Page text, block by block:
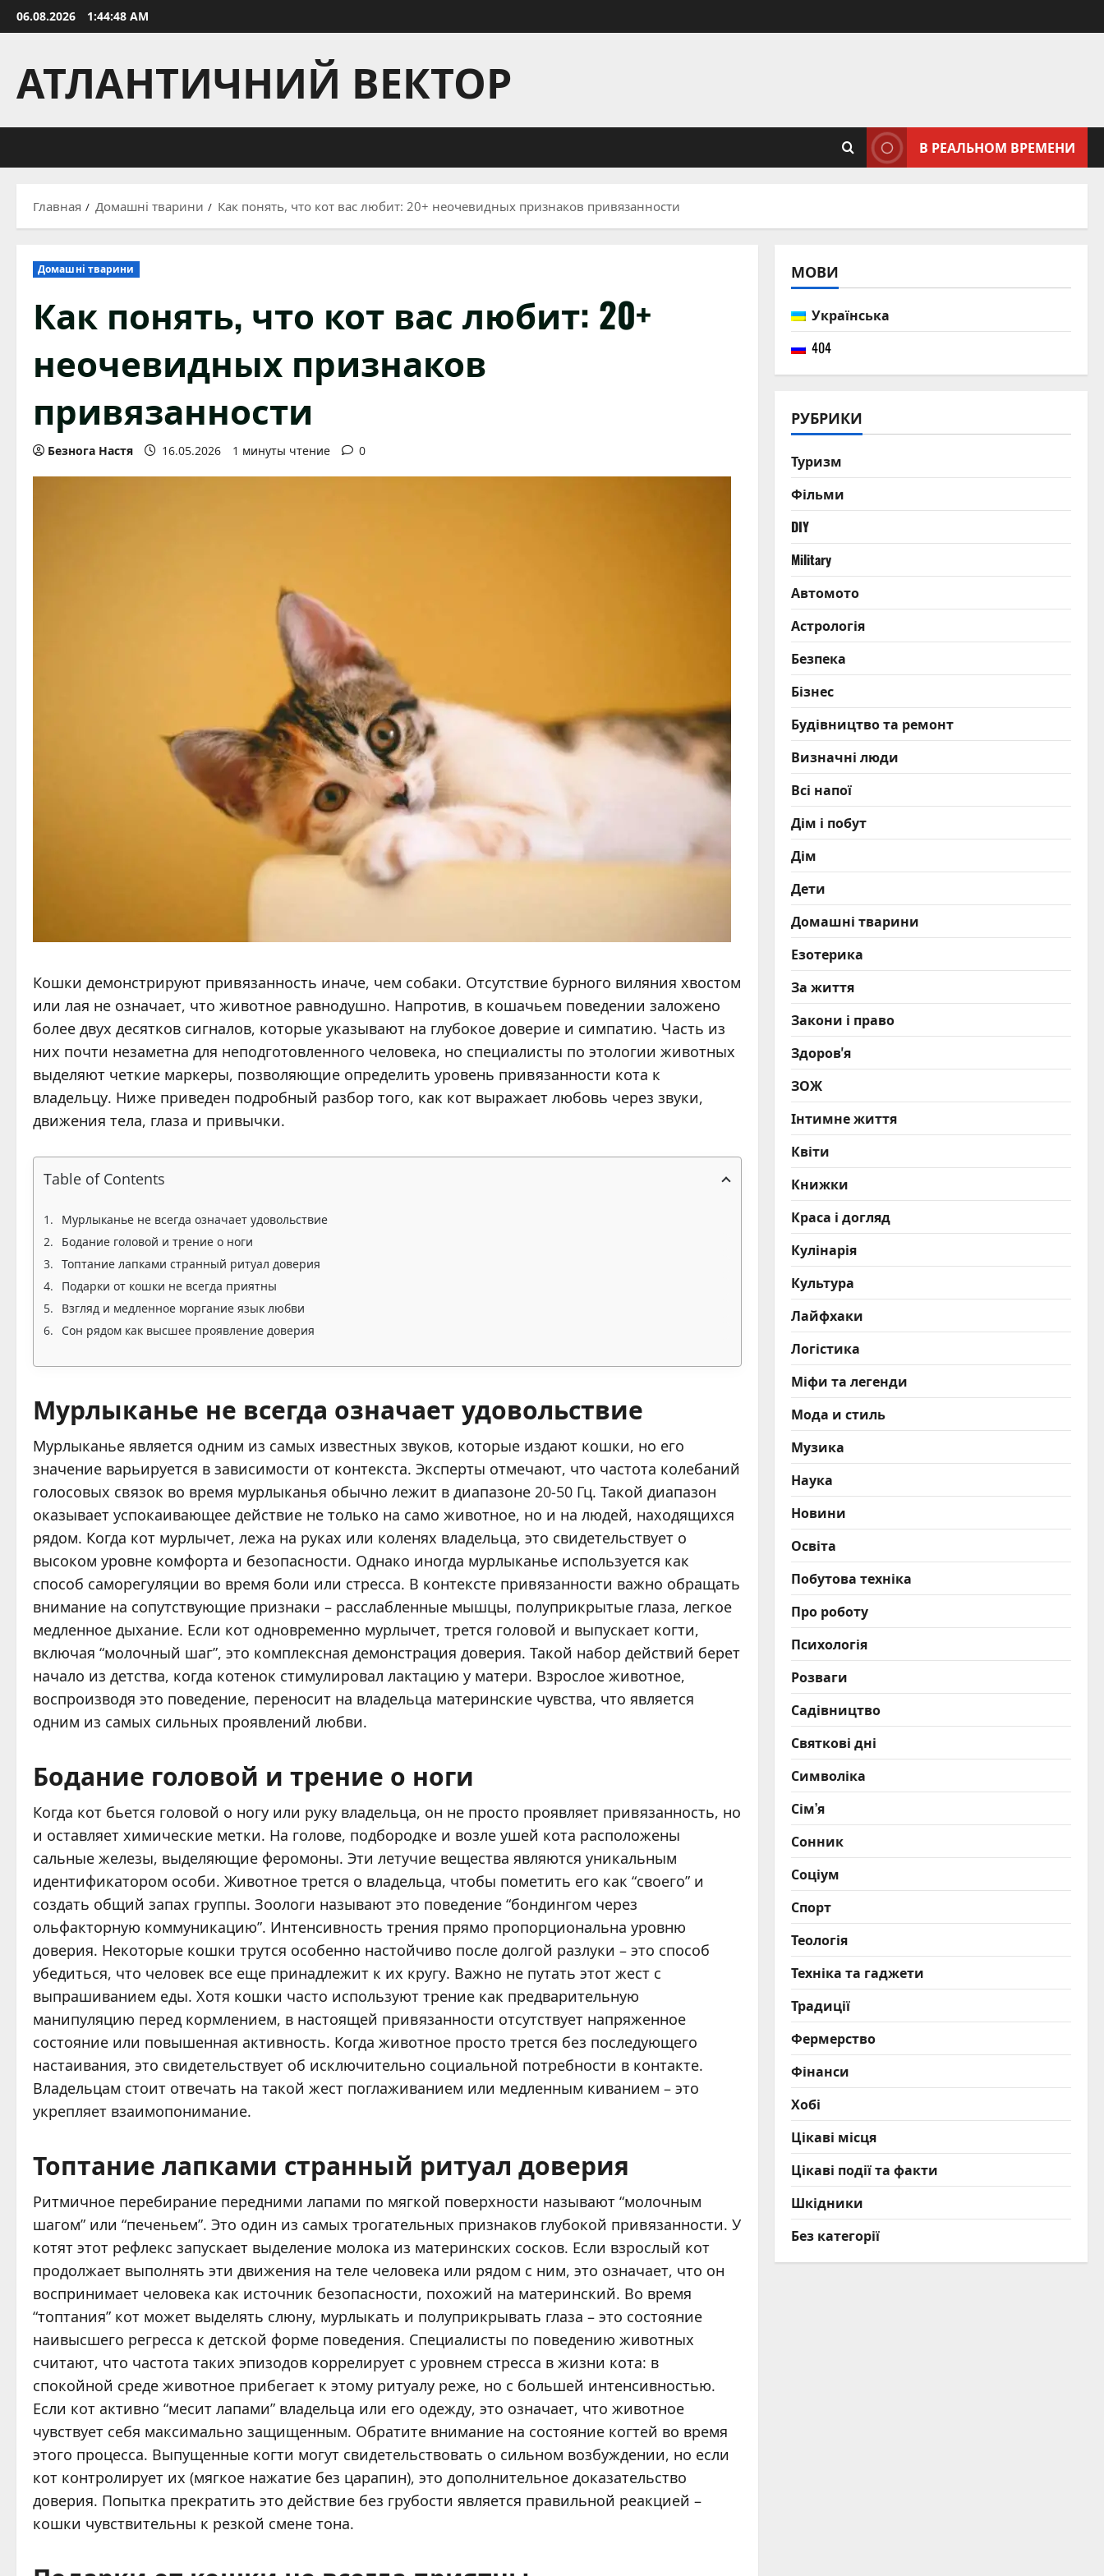
Перейти
к
06.08.2026 1:44:49 AM
АТЛАНТИЧНИЙ ВЕКТОР
В РЕАЛЬНОМ ВРЕМЕНИ
Главная Домашні тварини Как понять, что кот вас любит: 20+ неочевидных признаков привязанности
Домашні тварини
Как понять, что кот вас любит: 20+
неочевидных признаков
привязанности
Безнога Настя 16.05.2026 1 минуты чтение 0
Кошки демонстрируют привязанность иначе, чем собаки. Отсутствие бурного виляния хвостом
или лая не означает, что животное равнодушно. Напротив, в кошачьем поведении заложено
более двух десятков сигналов, которые указывают на глубокое доверие и симпатию. Часть из
них почти незаметна для неподготовленного человека, но специалисты по этологии животных
выделяют четкие маркеры, позволяющие определить уровень привязанности кота к
владельцу. Ниже приведен подробный разбор того, как кот выражает любовь через звуки,
движения тела, глаза и привычки.
Table of Contents
Мурлыканье не всегда означает удовольствие
Бодание головой и трение о ноги
Топтание лапками странный ритуал доверия
Подарки от кошки не всегда приятны
Взгляд и медленное моргание язык любви
Сон рядом как высшее проявление доверия
Мурлыканье не всегда означает удовольствие
Мурлыканье является одним из самых известных звуков, которые издают кошки, но его
значение варьируется в зависимости от контекста. Эксперты отмечают, что частота колебаний
голосовых связок во время мурлыканья обычно лежит в диапазоне 20-50 Гц. Такой диапазон
оказывает успокаивающее действие не только на само животное, но и на людей, находящихся
рядом. Когда кот мурлычет, лежа на руках или коленях владельца, это свидетельствует о
высоком уровне комфорта и безопасности. Однако иногда мурлыканье используется как
способ саморегуляции во время боли или стресса. В контексте привязанности важно обращать
внимание на сопутствующие признаки – расслабленные мышцы, полуприкрытые глаза, легкое
медленное дыхание. Если кот одновременно мурлычет, трется головой и выпускает когти,
включая “молочный шаг”, это комплексная демонстрация доверия. Такой набор действий берет
начало из детства, когда котенок стимулировал лактацию у матери. Взрослое животное,
воспроизводя это поведение, переносит на владельца материнские чувства, что является
одним из самых сильных проявлений любви.
Бодание головой и трение о ноги
Когда кот бьется головой о ногу или руку владельца, он не просто проявляет привязанность, но
и оставляет химические метки. На голове, подбородке и возле ушей кота расположены
сальные железы, выделяющие феромоны. Эти летучие вещества являются уникальным
идентификатором особи. Животное трется о владельца, чтобы пометить его как “своего” и
создать общий запах группы. Зоологи называют это поведение “бондингом через
ольфакторную коммуникацию”. Интенсивность трения прямо пропорциональна уровню
доверия. Некоторые кошки трутся особенно настойчиво после долгой разлуки – это способ
убедиться, что человек все еще принадлежит к их кругу. Важно не путать этот жест с
выпрашиванием еды. Хотя кошки часто используют трение как предварительную
манипуляцию перед кормлением, в настоящей привязанности отсутствует напряженное
состояние или повышенная активность. Когда животное просто трется без последующего
настаивания, это свидетельствует об исключительно социальной потребности в контакте.
Владельцам стоит отвечать на такой жест поглаживанием или медленным киванием – это
укрепляет взаимопонимание.
Топтание лапками странный ритуал доверия
Ритмичное перебирание передними лапами по мягкой поверхности называют “молочным
шагом” или “печеньем”. Это один из самых трогательных признаков глубокой привязанности. У
котят этот рефлекс запускает выделение молока из материнских сосков. Если взрослый кот
продолжает выполнять эти движения на теле человека или рядом с ним, это означает, что он
воспринимает человека как источник безопасности, похожий на материнский. Во время
“топтания” кот может выделять слюну, мурлыкать и полуприкрывать глаза – это состояние
наивысшего регресса к детской форме поведения. Специалисты по поведению животных
считают, что частота таких эпизодов коррелирует с уровнем стресса в жизни кота: в
спокойной среде животное прибегает к этому ритуалу реже, но с большей интенсивностью.
Если кот активно “месит лапами” владельца или его одежду, это означает, что животное
чувствует себя максимально защищенным. Обратите внимание на состояние когтей во время
этого процесса. Выпущенные когти могут свидетельствовать о сильном возбуждении, но если
кот контролирует их (мягкое нажатие без царапин), это дополнительное доказательство
доверия. Попытка прекратить это действие без грубости является правильной реакцией –
кошки чувствительны к резкой смене тона.
МОВИ
Українська
404
РУБРИКИ
Туризм
Фільми
DIY
Military
Автомото
Астрологія
Безпека
Бізнес
Будівництво та ремонт
Визначні люди
Всі напої
Дім і побут
Дім
Дети
Домашні тварини
Езотерика
За життя
Закони і право
Здоров'я
ЗОЖ
Інтимне життя
Квіти
Книжки
Краса і догляд
Кулінарія
Культура
Лайфхаки
Логістика
Міфи та легенди
Мода и стиль
Музика
Наука
Новини
Освіта
Побутова техніка
Про роботу
Психологія
Розваги
Садівництво
Святкові дні
Символіка
Сім’я
Сонник
Соціум
Спорт
Теологія
Техніка та гаджети
Традиції
Фермерство
Фінанси
Хобі
Цікаві місця
Цікаві події та факти
Шкідники
Без категорії